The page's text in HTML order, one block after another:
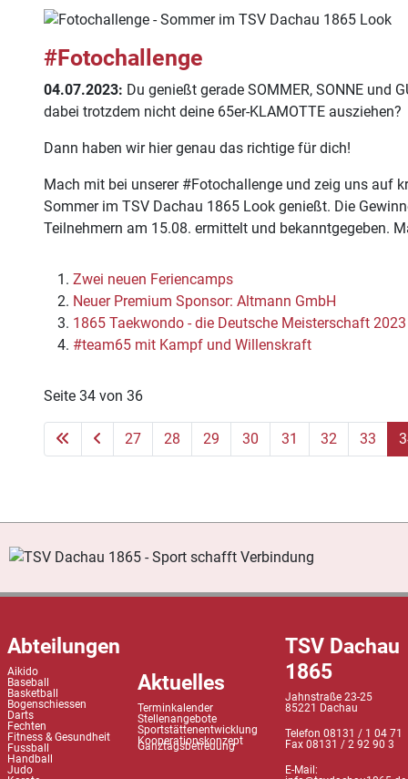
#Fotochallenge
04.07.2023: Du genießt gerade SOMMER, SONNE und
dabei trotzdem nicht deine 65er-KLAMOTTE ausziehen?
Dann haben wir hier genau das richtige für dich!
Mach mit bei unserer #Fotochallenge und zeig uns auf
Sommer im TSV Dachau 1865 Look genießt. Die
Teilnehmern am 15.08. ermittelt und bekanntgegeben.
Zwei neuen Feriencamps
Neuer Premium Sponsor: Altmann GmbH
1865 Taekwondo - die Deutsche Meisterschaft
#team65 mit Kampf und Willenskraft
Seite 34 von 36
27 28 29 30 31 32 33
Abteilungen
Aikido
Baseball
Basketball
Bogenschiessen
Darts
Fechten
Fitness & Gesundheit
Fussball
Handball
Judo
Aktuelles
Terminkalender
Stellenangebote
Sportstättenentwicklung
Kooperationskonzept
Ganztagsbetreuung
TSV Dachau
1865
Jahnstraße 23-25
85221 Dachau
Telefon 08131 / 1 04 71
Fax 08131 / 2 92 90 3
E-Mail: